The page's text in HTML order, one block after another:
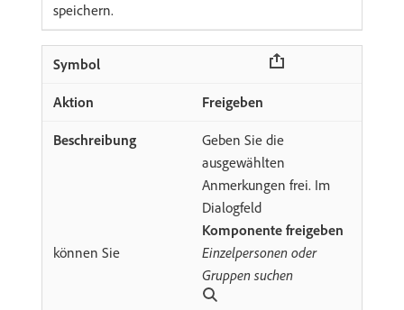
speichern.
Freigeben
Geben Sie die
ausgewählten
Anmerkungen frei. Im
Dialogfeld
Komponente freigeben
können Sie
Einzelpersonen oder
Gruppen suchen